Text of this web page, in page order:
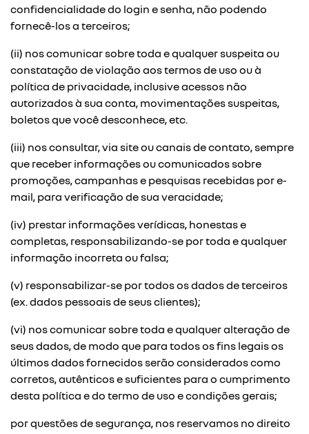
confidencialidade do login e senha, não podendo
fornecê-los a terceiros;
(ii) nos comunicar sobre toda e qualquer suspeita ou
constatação de violação aos termos de uso ou à
política de privacidade, inclusive acessos não
autorizados à sua conta, movimentações suspeitas,
boletos que você desconhece, etc.
(iii) nos consultar, via site ou canais de contato, sempre
que receber informações ou comunicados sobre
promoções, campanhas e pesquisas recebidas por e-
mail, para verificação de sua veracidade;
(iv) prestar informações verídicas, honestas e
completas, responsabilizando-se por toda e qualquer
informação incorreta ou falsa;
(v) responsabilizar-se por todos os dados de terceiros
(ex. dados pessoais de seus clientes);
(vi) nos comunicar sobre toda e qualquer alteração de
seus dados, de modo que para todos os fins legais os
últimos dados fornecidos serão considerados como
corretos, autênticos e suficientes para o cumprimento
desta política e do termo de uso e condições gerais;
por questões de segurança, nos reservamos no direito